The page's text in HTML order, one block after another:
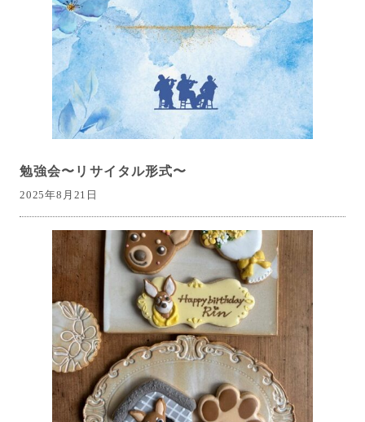
勉強会〜リサイタル形式〜
2025年8月21日